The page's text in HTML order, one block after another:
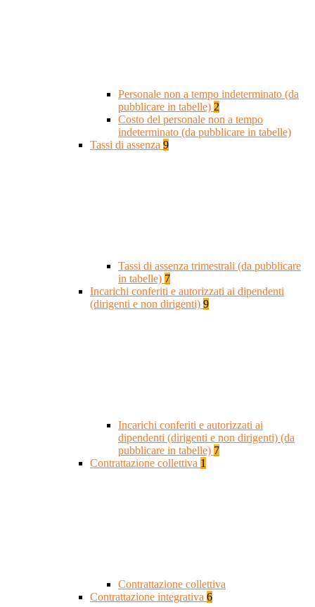
Personale non a tempo indeterminato (da
pubblicare in tabelle) 2
Costo del personale non a tempo
indeterminato (da pubblicare in tabelle)
Tassi di assenza 9
Tassi di assenza trimestrali (da pubblicare
in tabelle) 7
Incarichi conferiti e autorizzati ai dipendenti
(dirigenti e non dirigenti) 9
Incarichi conferiti e autorizzati ai
dipendenti (dirigenti e non dirigenti) (da
pubblicare in tabelle) 7
Contrattazione collettiva 1
Contrattazione collettiva
Contrattazione integrativa 6